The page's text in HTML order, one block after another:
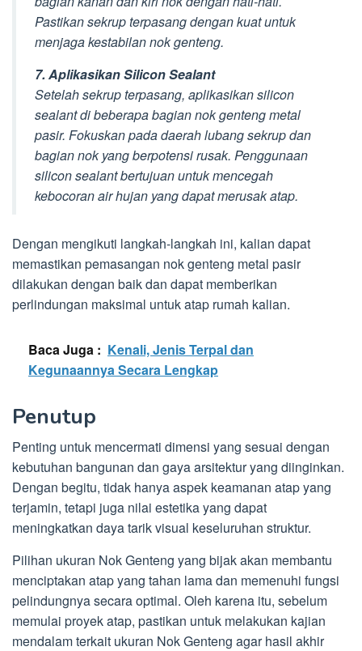
Pastikan sekrup terpasang dengan kuat untuk
menjaga kestabilan nok genteng.
7. Aplikasikan Silicon Sealant
Setelah sekrup terpasang, aplikasikan silicon
sealant di beberapa bagian nok genteng metal
pasir. Fokuskan pada daerah lubang sekrup dan
bagian nok yang berpotensi rusak. Penggunaan
silicon sealant bertujuan untuk mencegah
kebocoran air hujan yang dapat merusak atap.
Dengan mengikuti langkah-langkah ini, kalian dapat
memastikan pemasangan nok genteng metal pasir
dilakukan dengan baik dan dapat memberikan
perlindungan maksimal untuk atap rumah kalian.
Baca Juga : Kenali, Jenis Terpal dan
Kegunaannya Secara Lengkap
Penutup
Penting untuk mencermati dimensi yang sesuai dengan
kebutuhan bangunan dan gaya arsitektur yang diinginkan.
Dengan begitu, tidak hanya aspek keamanan atap yang
terjamin, tetapi juga nilai estetika yang dapat
meningkatkan daya tarik visual keseluruhan struktur.
Pilihan ukuran Nok Genteng yang bijak akan membantu
menciptakan atap yang tahan lama dan memenuhi fungsi
pelindungnya secara optimal. Oleh karena itu, sebelum
memulai proyek atap, pastikan untuk melakukan kajian
mendalam terkait ukuran Nok Genteng agar hasil akhir